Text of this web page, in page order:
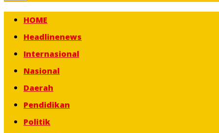
HOME
Headlinenews
Internasional
Nasional
Daerah
Pendidikan
Politik